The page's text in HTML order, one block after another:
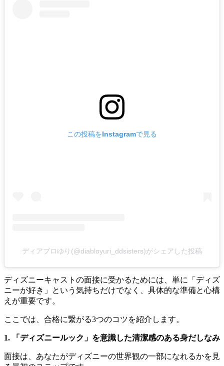
この投稿をInstagramで見る
ディアブロゆり(@diabloyuri_ddsisters)がシェアした投稿
ディズニーキャストの面接に受かるためには、単に「ディズ
ニーが好き」という気持ちだけでなく、具体的な準備と心構
えが重要です。
ここでは、合格に繋がる3つのコツを紹介します。
1. 「ディズニールック」を意識した清潔感のある身だしなみ
面接は、あなたがディズニーの世界観の一部になれるかを見